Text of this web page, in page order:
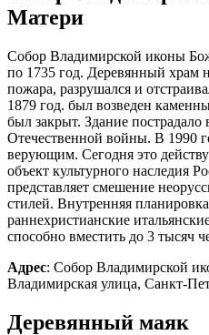
Матери
Собор Владимирской иконы
по 1735 год. Деревянный храм
пожара, разрушался и
1879 год. был возведен
был закрыт. Здание
Отечественной войны. В 1990
верующим. Сегодня это
объект культурного наследия
представляет смешение
стилей. Внутренняя
раннехристианские
способно вместить до 3 тысяч
Адрес: Собор Владимирской
Владимирская улица, Санкт-
Деревянный маяк